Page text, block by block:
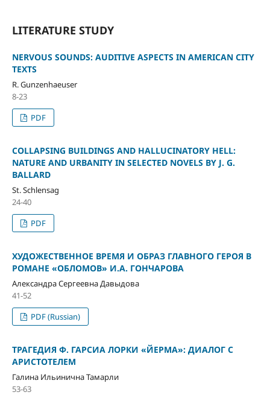
LITERATURE STUDY
NERVOUS SOUNDS: AUDITIVE ASPECTS IN AMERICAN CITY
TEXTS
R. Gunzenhaeuser
8-23
PDF
COLLAPSING BUILDINGS AND HALLUCINATORY HELL:
NATURE AND URBANITY IN SELECTED NOVELS BY J. G.
BALLARD
St. Schlensag
24-40
PDF
ХУДОЖЕСТВЕННОЕ ВРЕМЯ И ОБРАЗ ГЛАВНОГО ГЕРОЯ В
РОМАНЕ «ОБЛОМОВ» И.А. ГОНЧАРОВА
Александра Сергеевна Давыдова
41-52
PDF (Russian)
ТРАГЕДИЯ Ф. ГАРСИА ЛОРКИ «ЙЕРМА»: ДИАЛОГ С
АРИСТОТЕЛЕМ
Галина Ильинична Тамарли
53-63